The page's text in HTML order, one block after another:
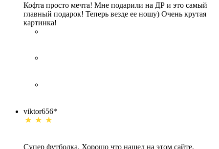
Кофта просто мечта! Мне подарили на ДР и это самый
главный подарок! Теперь везде ее ношу) Очень крутая
картинка!
viktor656*
Супер футболка. Хорошо что нашел на этом сайте,